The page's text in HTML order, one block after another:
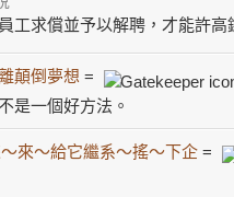
工求償並予以解聘，才能許高
顛倒夢想 =
是一個好方法。
來～給它繼系～搖～下企 =